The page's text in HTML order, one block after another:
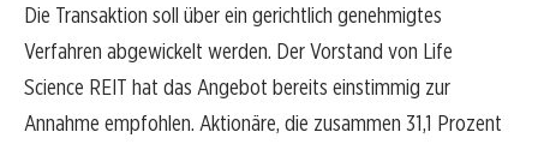
Die Transaktion soll über ein gerichtlich genehmigtes
Verfahren abgewickelt werden. Der Vorstand von Life
Science REIT hat das Angebot bereits einstimmig zur
Annahme empfohlen. Aktionäre, die zusammen 31,1 Prozent